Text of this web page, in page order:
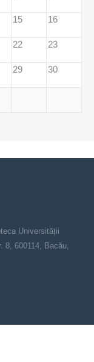
15 16
22 23
29 30
Universității
8, 600114, Bacău,